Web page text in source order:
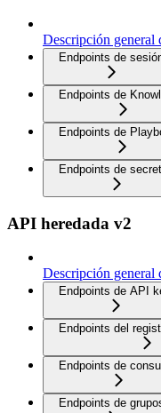
Descripción
Endpoints de
Endpoints de
Endpoints de
Endpoints de
API heredada v2
Descripción general
Endpoints de API
Endpoints del
Endpoints de
Endpoints de